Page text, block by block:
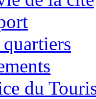
du